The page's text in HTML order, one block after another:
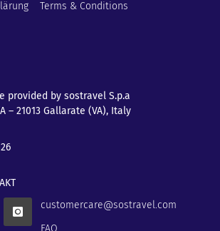
Terms & Conditions
provided by sostravel S.p.a
– 21013 Gallarate (VA), Italy
customercare@sostravel.com
FAQ